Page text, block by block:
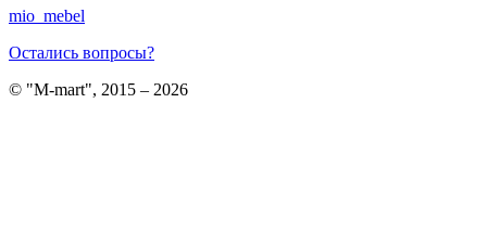
mio_mebel
Остались вопросы?
© "M-mart", 2015 – 2026